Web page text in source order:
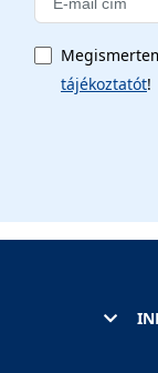
tájékoztatót!